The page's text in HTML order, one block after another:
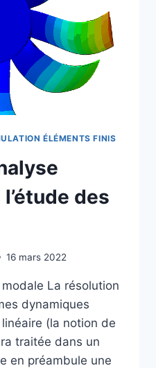
ÉLÉMENTS FINIS
des
16 mars 2022
modale La résolution
dynamiques
(la notion de
traitée dans un
en préambule une